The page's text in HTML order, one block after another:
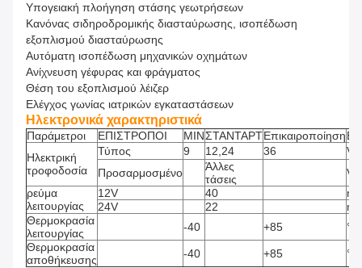
Υπογειακή πλοήγηση στάσης γεωτρήσεων
Κανόνας σιδηροδρομικής διασταύρωσης, ισοπέδωση
εξοπλισμού διασταύρωσης
Αυτόματη ισοπέδωση μηχανικών οχημάτων
Ανίχνευση γέφυρας και φράγματος
Θέση του εξοπλισμού λέιζερ
Ελέγχος γωνίας ιατρικών εγκαταστάσεων
Ηλεκτρονικά χαρακτηριστικά
Παράμετροι ΕΠΙΣΤΡΟΠΟΙ ΜΙΝΣΤΑΝΤΑΡΤΕπικαιροποίηση
Ηλεκτρική
τροφοδοσία
Τύπος 9 12,24 36
V
Προσαρμοσμένο
Άλλες
τάσεις
V
ρεύμα
λειτουργίας
12V 40
24V
22
Θερμοκρασία
λειτουργίας
-40 +85
°C
Θερμοκρασία
αποθήκευσης
-40 +85
°C